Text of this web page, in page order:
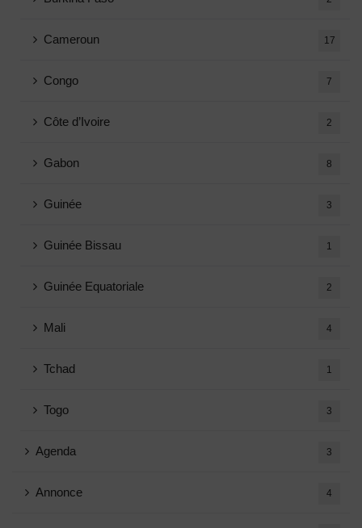
Cameroun 17
Congo 7
Côte d’Ivoire 2
Gabon 8
Guinée 3
Guinée Bissau 1
Guinée Equatoriale 2
Mali 4
Tchad 1
Togo 3
Agenda 3
Annonce 4